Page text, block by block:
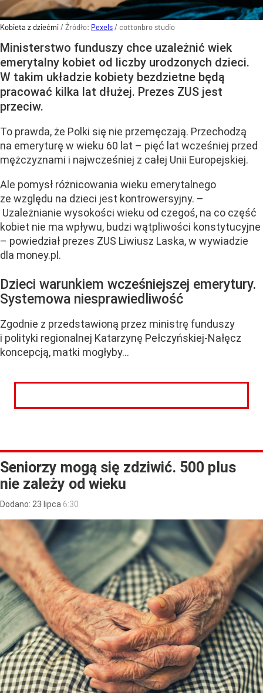
Kobieta z dziećmi/ Źródło: Pexels/ cottonbro studio
Ministerstwo funduszy chce uzależnić wiek
emerytalny kobiet od liczby urodzonych dzieci.
W takim układzie kobiety bezdzietne będą
pracować kilka lat dłużej. Prezes ZUS jest
przeciw.
To prawda, że Polki się nie przemęczają. Przechodzą
na emeryturę w wieku 60 lat – pięć lat wcześniej przed
mężczyznami i najwcześniej z całej Unii Europejskiej.
Ale pomysł różnicowania wieku emerytalnego
ze względu na dzieci jest kontrowersyjny. –
Uzależnianie wysokości wieku od czegoś, na co część
kobiet nie ma wpływu, budzi wątpliwości konstytucyjne
– powiedział prezes ZUS Liwiusz Laska, w wywiadzie
dla money.pl.
Dzieci warunkiem wcześniejszej emerytury.
Systemowa niesprawiedliwość
Zgodnie z przedstawioną przez ministrę funduszy
i polityki regionalnej Katarzynę Pełczyńskiej-Nałęcz
koncepcją, matki mogłyby...
Seniorzy mogą się zdziwić. 500 plus
nie zależy od wieku
Dodano: 23 lipca 6:30